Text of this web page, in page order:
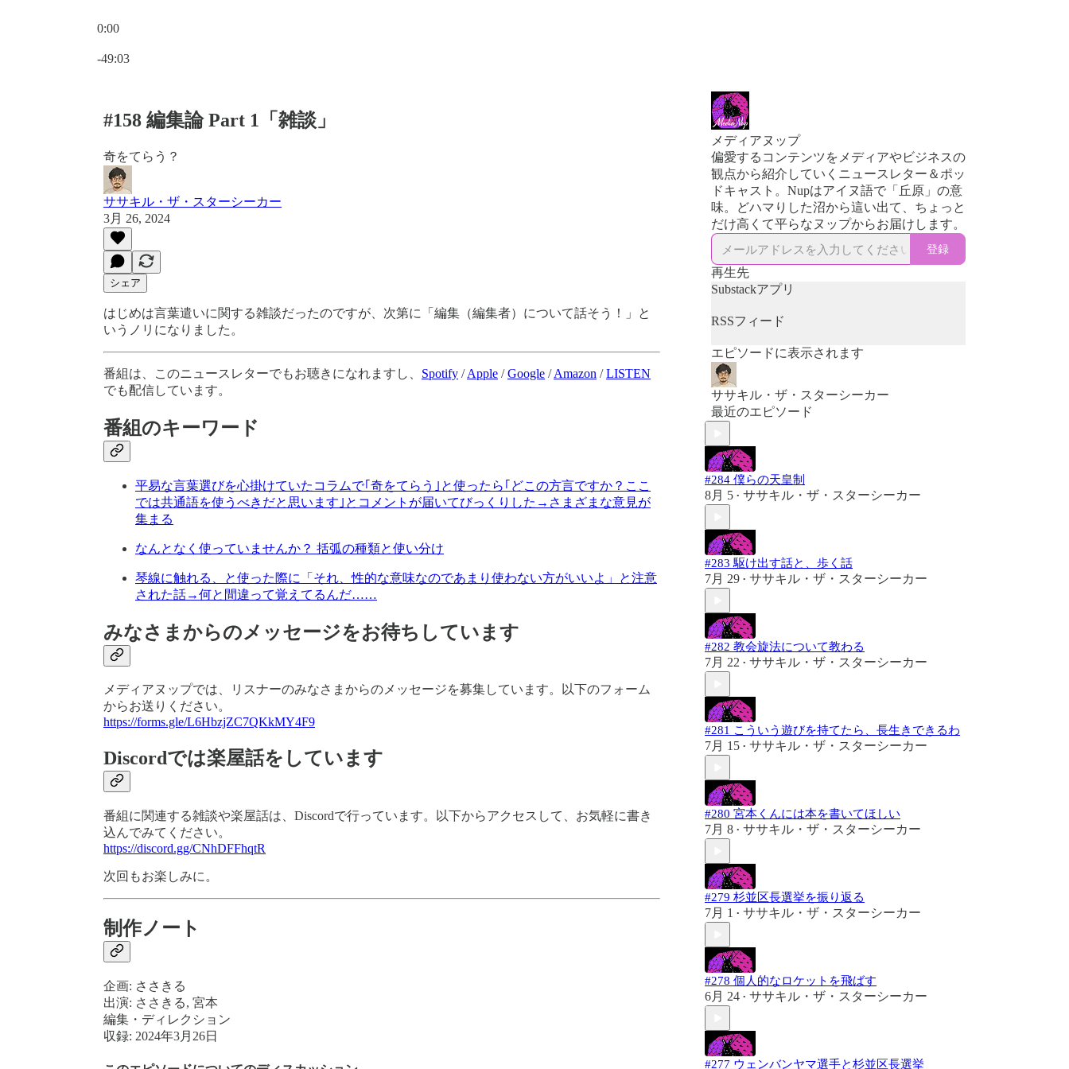
0:00
-49:03
#158 編集論 Part 1「雑談」
奇をてらう？
ササキル・ザ・スターシーカー
3月 26, 2024
シェア
はじめは言葉遣いに関する雑談だったのですが、次第に「編集（編集者）について話そう！」と
いうノリになりました。
番組は、このニュースレターでもお聴きになれますし、 Spotify /Apple /Google /Amazon /LISTEN
でも配信しています。
番組のキーワード
平易な言葉選びを心掛けていたコラムで｢奇をてらう｣と使ったら｢どこの方言ですか？ここ
では共通語を使うべきだと思います｣とコメントが届いてびっくりした→さまざまな意見が
集まる
なんとなく使っていませんか？ 括弧の種類と使い分け
琴線に触れる、と使った際に「それ、性的な意味なのであまり使わない方がいいよ」と注意
された話→何と間違って覚えてるんだ……
みなさまからのメッセージをお待ちしています
メディアヌップでは、リスナーのみなさまからのメッセージを募集しています。以下のフォーム
からお送りください。
https://forms.gle/L6HbzjZC7QKkMY4F9
Discordでは楽屋話をしています
番組に関連する雑談や楽屋話は、Discordで行っています。以下からアクセスして、お気軽に書き
込んでみてください。
https://discord.gg/CNhDFFhqtR
次回もお楽しみに。
制作ノート
企画: ささきる
出演: ささきる, 宮本
編集・ディレクション
収録: 2024年3月26日
メディアヌップ
偏愛するコンテンツをメディアやビジネスの
観点から紹介していくニュースレター＆ポッ
ドキャスト。Nupはアイヌ語で「丘原」の意
味。どハマりした沼から這い出て、ちょっと
だけ高くて平らなヌップからお届けします。
登録
再生先
Substackアプリ
RSSフィード
エピソードに表示されます
ササキル・ザ・スターシーカー
最近のエピソード
#284 僕らの天皇制
8月 5 • ササキル・ザ・スターシーカー
#283 駆け出す話と、歩く話
7月 29 • ササキル・ザ・スターシーカー
#282 教会旋法について教わる
7月 22 • ササキル・ザ・スターシーカー
#281 こういう遊びを持てたら、長生きできるわ
7月 15 • ササキル・ザ・スターシーカー
#280 宮本くんには本を書いてほしい
7月 8 • ササキル・ザ・スターシーカー
#279 杉並区長選挙を振り返る
7月 1 • ササキル・ザ・スターシーカー
#278 個人的なロケットを飛ばす
6月 24 • ササキル・ザ・スターシーカー
#277 ウェンバンヤマ選手と杉並区長選挙